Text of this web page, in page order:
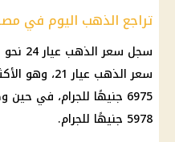
تراجع الذهب اليوم في
سجل سعر الذهب عيار 24
نحو 7971 جنيهًا للجرام، بينما بلغ
سعر الذهب عيار 21
، وهو
6975 جنيهًا للجرام، في حين وصل
5978 جنيهًا للجرام.